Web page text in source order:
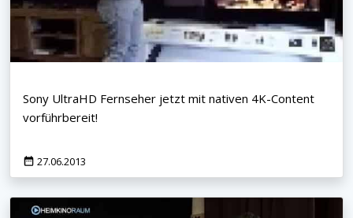
Sony UltraHD Fernseher jetzt mit nativen 4K-Content
vorführbereit!
27.06.2013